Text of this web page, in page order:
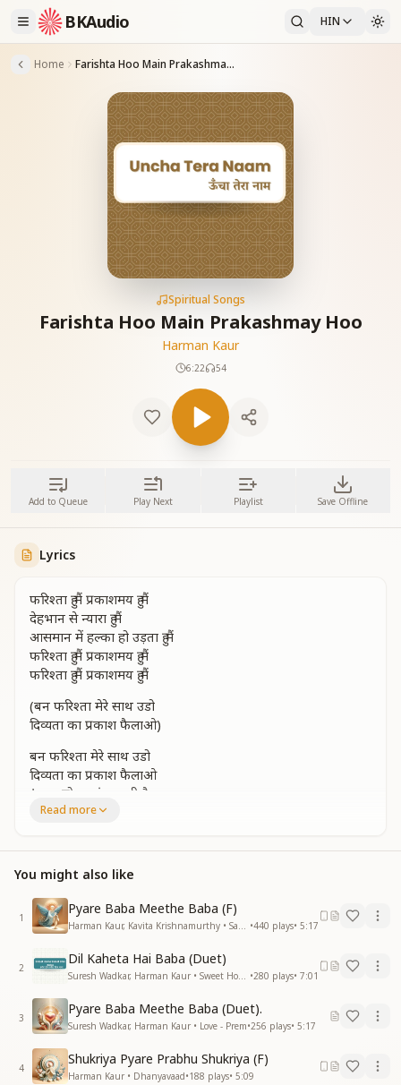
BKAudio HIN
Home Farishta Hoo Main Prakashmay Hoo
Spiritual Songs
Farishta Hoo Main Prakashmay Hoo
Harman Kaur
6:22 54
Add to Queue Play Next Playlist Save Offline
Lyrics
फरिश्ता हु मैं प्रकाशमय हु मैं
देहभान से न्यारा हु मैं
आसमान में हल्का हो उड़ता हु मैं
फरिश्ता हु मैं प्रकाशमय हु मैं
फरिश्ता हु मैं प्रकाशमय हु मैं
(बन फरिश्ता मेरे साथ उडो
दिव्यता का प्रकाश फैलाओ)
बन फरिश्ता मेरे साथ उडो
दिव्यता का प्रकाश फैलाओ
*आय ब्रोकन एंजल वी हैव ए लाइट
डियर एंजल लाइक मी लाइक मी*
डियर एंजल लाइक मी लाइक मी*
बन फरिश्ता मेरे साथ उडो
दिव्यता का प्रकाश फैलाओ
ई आय एम एन एंजल आय एम ए लाइट
ई आय एम एन एंजल आय एम ए लाइट
(आओ मेरे पास आओ
मेरे पास आओ
मेरे पास आओ
बन फरिश्ता पूरी करो सबकी आशाएं
फरिश्ता हु मैं प्रकाशमय हु मैं
Read more
You might also like
1
Pyare Baba Meethe Baba (F)
•440 plays• 5:17
2
Dil Kaheta Hai Baba (Duet)
•280 plays• 7:01
3
Pyare Baba Meethe Baba (Duet).
Suresh Wadkar, Harman Kaur • Love - Prem•256 plays• 5:17
4
Shukriya Pyare Prabhu Shukriya (F)
Harman Kaur • Dhanyavaad•188 plays• 5:09